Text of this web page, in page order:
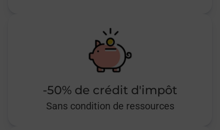
-50% de crédit d'impôt
Sans condition de ressources